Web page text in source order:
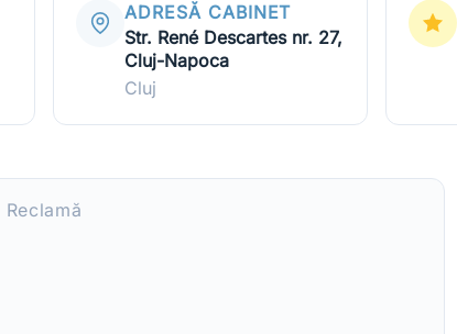
ADRESĂ CABINET
Str. René Descartes nr. 27,
Cluj-Napoca
Cluj
Reclamă